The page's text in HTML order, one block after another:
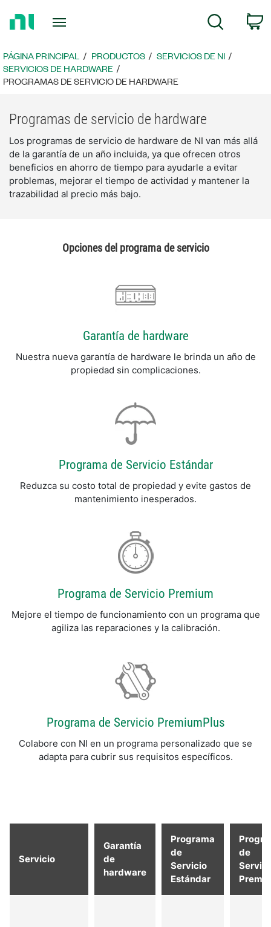
página
principal
Búsqueda
PÁGINA PRINCIPAL PRODUCTOS
SERVICIOS DE NI
SERVICIOS DE HARDWARE
PROGRAMAS DE SERVICIO DE HARDWARE
Programas de servicio de hardware
Los programas de servicio de hardware de NI van más allá
de la garantía de un año incluida, ya que ofrecen otros
beneficios en ahorro de tiempo para ayudarle a evitar
problemas, mejorar el tiempo de actividad y mantener la
trazabilidad al precio más bajo.
Opciones del programa de servicio
Garantía de hardware
Nuestra nueva garantía de hardware le brinda un año de
propiedad sin complicaciones.
Programa de Servicio Estándar
Reduzca su costo total de propiedad y evite gastos de
mantenimiento inesperados.
Programa de Servicio Premium
Mejore el tiempo de funcionamiento con un programa que
agiliza las reparaciones y la calibración.
Programa de Servicio PremiumPlus
Colabore con NI en un programa personalizado que se
adapta para cubrir sus requisitos específicos.
Servicio
Garantía
de
hardware
Programa
de
Servicio
Estándar
de